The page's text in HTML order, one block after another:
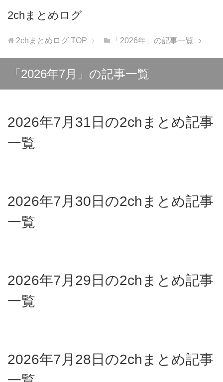
2chまとめログ
2chまとめログ TOP 「2026年」の記事一覧
「2026年7月」の記事一覧
2026年7月31日の2chまとめ記事
一覧
2026年7月30日の2chまとめ記事
一覧
2026年7月29日の2chまとめ記事
一覧
2026年7月28日の2chまとめ記事